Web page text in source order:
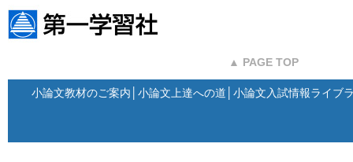
▲ PAGE TOP
小論文教材のご案内 小論文上達への道 小論文入試情報ライブ